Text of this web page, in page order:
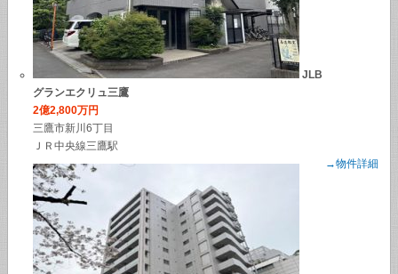
JLB
グランエクリュ三鷹
2億2,800万円
三鷹市新川6丁目
ＪＲ中央線三鷹駅
→物件詳細